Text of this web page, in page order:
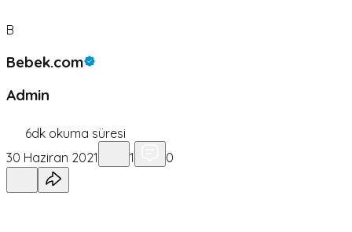
B
Bebek.com
Admin
6dk okuma süresi
30 Haziran 2021
1 0